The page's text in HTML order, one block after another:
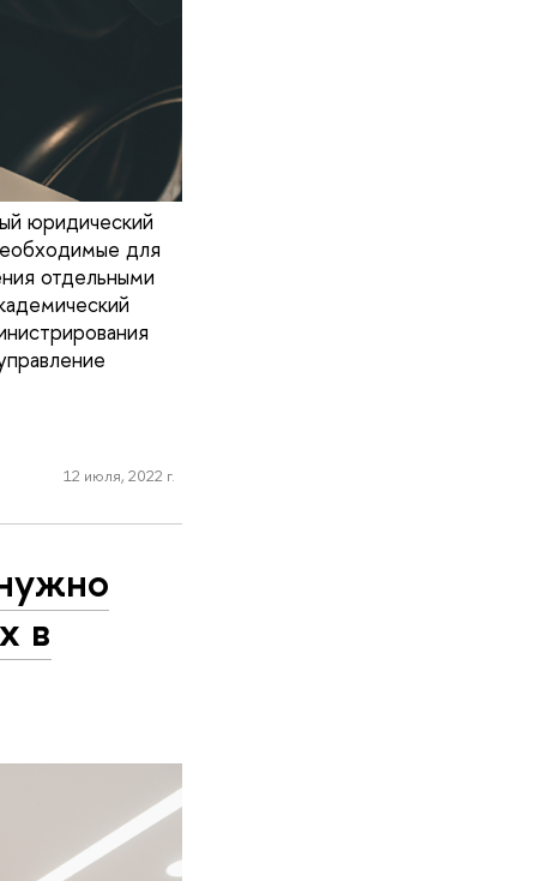
юридический
для
отдельными
12 июля, 2022 г.
в